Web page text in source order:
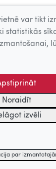
var tikt
statistikās
Noraidīt
izvēli
par